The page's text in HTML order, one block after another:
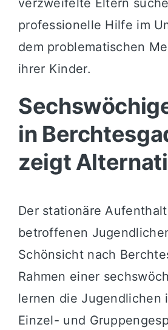
professionelle Hilfe im
dem problematischen
ihrer Kinder.
in
zeigt
Der stationäre
betroffenen
Schönsicht nach
Rahmen einer
lernen die Jugendlichen
Einzel- und